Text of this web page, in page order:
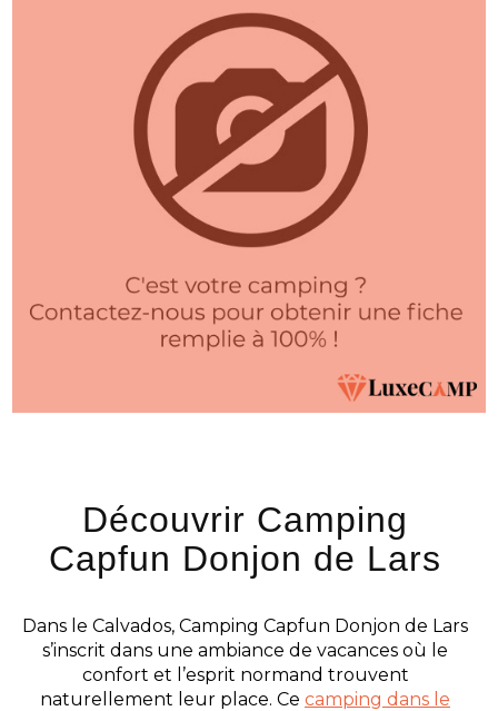
Découvrir Camping
Capfun Donjon de Lars
Dans le Calvados, Camping Capfun Donjon de Lars
s’inscrit dans une ambiance de vacances où le
confort et l’esprit normand trouvent
naturellement leur place. Ce camping dans le